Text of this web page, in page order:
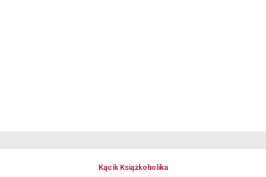
Kącik Książkoholika